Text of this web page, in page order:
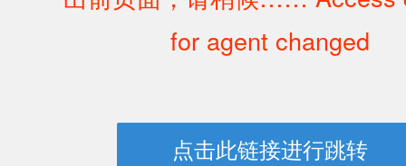
for agent changed
点击此链接进行跳转